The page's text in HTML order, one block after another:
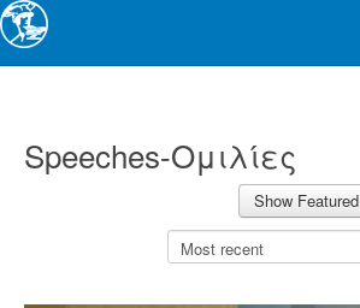
Speeches-Ομιλίες
Show Featured